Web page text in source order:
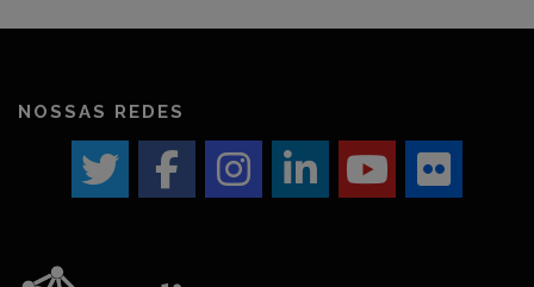
NOSSAS REDES